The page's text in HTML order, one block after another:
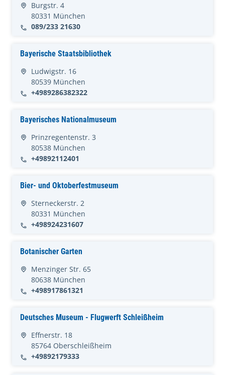
Burgstr. 4
80331 München
089/233 21630
Bayerische Staatsbibliothek
Ludwigstr. 16
80539 München
+4989286382322
Bayerisches Nationalmuseum
Prinzregentenstr. 3
80538 München
+49892112401
Bier- und Oktoberfestmuseum
Sterneckerstr. 2
80331 München
+498924231607
Botanischer Garten
Menzinger Str. 65
80638 München
+498917861321
Deutsches Museum - Flugwerft Schleißheim
Effnerstr. 18
85764 Oberschleißheim
+49892179333